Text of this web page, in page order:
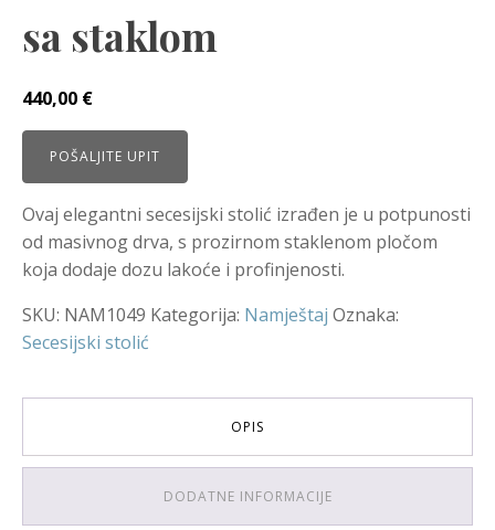
sa staklom
440,00 €
POŠALJITE UPIT
Ovaj elegantni secesijski stolić izrađen je u potpunosti
od masivnog drva, s prozirnom staklenom pločom
koja dodaje dozu lakoće i profinjenosti.
SKU: NAM1049 Kategorija: Namještaj Oznaka:
Secesijski stolić
OPIS
DODATNE INFORMACIJE